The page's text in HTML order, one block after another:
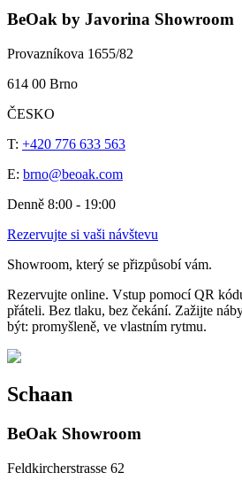
BeOak by Javorina Showroom
Provazníkova 1655/82
614 00 Brno
ČESKO
T: +420 776 633 563
E: brno@beoak.com
Denně 8:00 - 19:00
Rezervujte si vaši návštevu
Showroom, který se přizpůsobí vám.
Rezervujte online. Vstup pomocí QR
přáteli. Bez tlaku, bez čekání. Zažijte
být: promyšleně, ve vlastním rytmu.
Schaan
BeOak Showroom
Feldkircherstrasse 62